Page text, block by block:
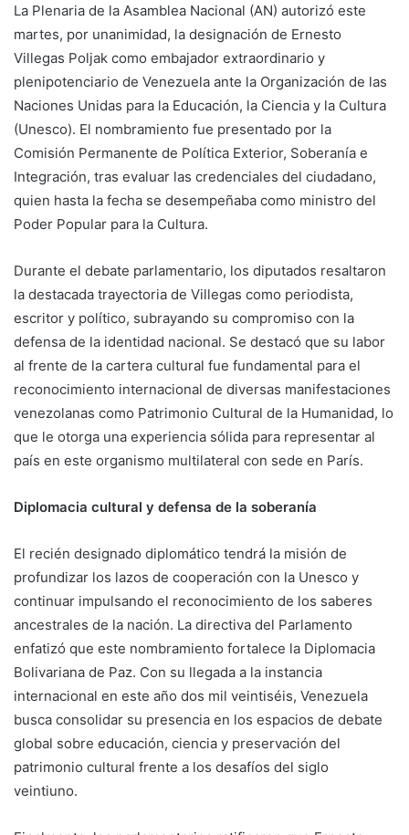
La Plenaria de la Asamblea Nacional (AN) autorizó este
martes, por unanimidad, la designación de Ernesto
Villegas Poljak como embajador extraordinario y
plenipotenciario de Venezuela ante la Organización de las
Naciones Unidas para la Educación, la Ciencia y la Cultura
(Unesco). El nombramiento fue presentado por la
Comisión Permanente de Política Exterior, Soberanía e
Integración, tras evaluar las credenciales del ciudadano,
quien hasta la fecha se desempeñaba como ministro del
Poder Popular para la Cultura.
Durante el debate parlamentario, los diputados resaltaron
la destacada trayectoria de Villegas como periodista,
escritor y político, subrayando su compromiso con la
defensa de la identidad nacional. Se destacó que su labor
al frente de la cartera cultural fue fundamental para el
reconocimiento internacional de diversas manifestaciones
venezolanas como Patrimonio Cultural de la Humanidad, lo
que le otorga una experiencia sólida para representar al
país en este organismo multilateral con sede en París.
Diplomacia cultural y defensa de la soberanía
El recién designado diplomático tendrá la misión de
profundizar los lazos de cooperación con la Unesco y
continuar impulsando el reconocimiento de los saberes
ancestrales de la nación. La directiva del Parlamento
enfatizó que este nombramiento fortalece la Diplomacia
Bolivariana de Paz. Con su llegada a la instancia
internacional en este año dos mil veintiséis, Venezuela
busca consolidar su presencia en los espacios de debate
global sobre educación, ciencia y preservación del
patrimonio cultural frente a los desafíos del siglo
veintiuno.